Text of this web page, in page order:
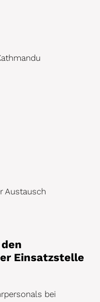
Austausch
Einsatzstelle
bei